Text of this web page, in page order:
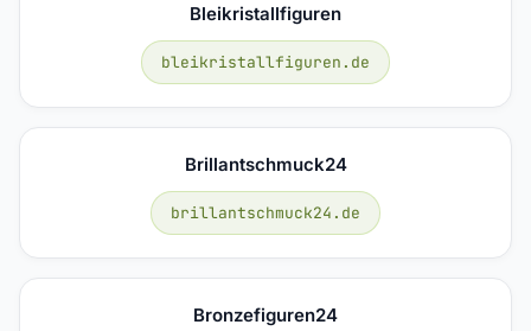
Bleikristallfiguren
bleikristallfiguren.de
Brillantschmuck24
brillantschmuck24.de
Bronzefiguren24